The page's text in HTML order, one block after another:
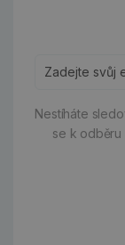
Nestíháte
se k odběru